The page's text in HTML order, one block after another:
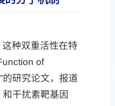
种双重活性在特
of
研究论文，报道
干扰素靶基因